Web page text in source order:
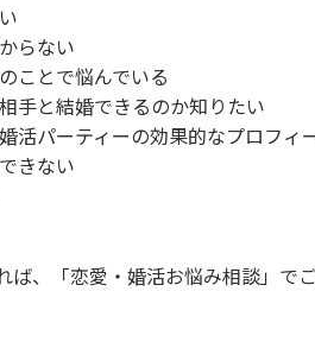
らない
ことで悩んでいる
手と結婚できるのか知りたい
活パーティーの効果的なプロフィ
きない
ば、「恋愛・婚活お悩み相談」で